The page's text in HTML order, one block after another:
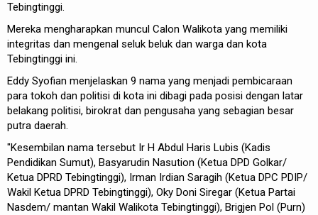
Tebingtinggi.
Mereka mengharapkan muncul Calon Walikota yang memiliki
integritas dan mengenal seluk beluk dan warga dan kota
Tebingtinggi ini.
Eddy Syofian menjelaskan 9 nama yang menjadi pembicaraan
para tokoh dan politisi di kota ini dibagi pada posisi dengan latar
belakang politisi, birokrat dan pengusaha yang sebagian besar
putra daerah.
"Kesembilan nama tersebut Ir H Abdul Haris Lubis (Kadis
Pendidikan Sumut), Basyarudin Nasution (Ketua DPD Golkar/
Ketua DPRD Tebingtinggi), Irman Irdian Saragih (Ketua DPC PDIP/
Wakil Ketua DPRD Tebingtinggi), Oky Doni Siregar (Ketua Partai
Nasdem/ mantan Wakil Walikota Tebingtinggi), Brigjen Pol (Purn)